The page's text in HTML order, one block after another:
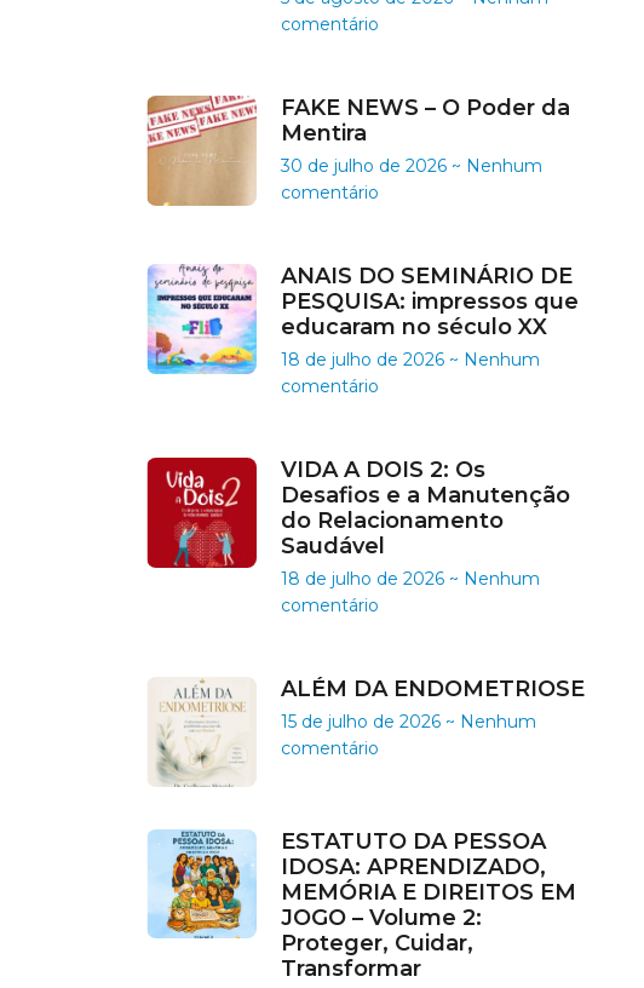
comentário
FAKE NEWS – O Poder da
Mentira
30 de julho de 2026
Nenhum
comentário
ANAIS DO SEMINÁRIO DE
PESQUISA: impressos que
educaram no século XX
18 de julho de 2026
Nenhum
comentário
VIDA A DOIS 2: Os
Desafios e a Manutenção
do Relacionamento
Saudável
18 de julho de 2026
Nenhum
comentário
ALÉM DA ENDOMETRIOSE
15 de julho de 2026
Nenhum
comentário
ESTATUTO DA PESSOA
IDOSA: APRENDIZADO,
MEMÓRIA E DIREITOS EM
JOGO – Volume 2:
Proteger, Cuidar,
Transformar